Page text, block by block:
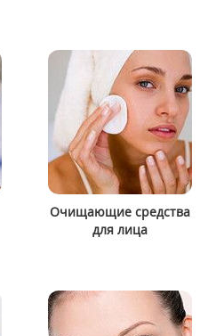
Очищающие средства
для лица